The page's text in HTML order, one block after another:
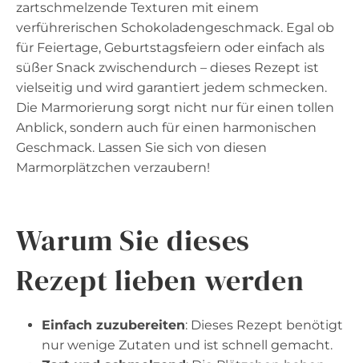
zartschmelzende Texturen mit einem
verführerischen Schokoladengeschmack. Egal ob
für Feiertage, Geburtstagsfeiern oder einfach als
süßer Snack zwischendurch – dieses Rezept ist
vielseitig und wird garantiert jedem schmecken.
Die Marmorierung sorgt nicht nur für einen tollen
Anblick, sondern auch für einen harmonischen
Geschmack. Lassen Sie sich von diesen
Marmorplätzchen verzaubern!
Warum Sie dieses
Rezept lieben werden
Einfach zuzubereiten: Dieses Rezept benötigt
nur wenige Zutaten und ist schnell gemacht.